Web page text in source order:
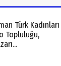
Türk Kadınları
Topluluğu,